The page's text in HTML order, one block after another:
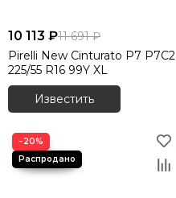
10 113 ₽11 691 ₽
Pirelli New Cinturato P7 P7C2
225/55 R16 99Y XL
Известить
−20%